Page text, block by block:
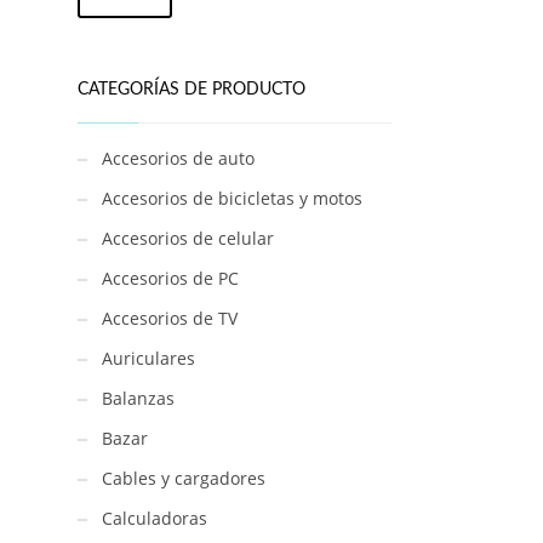
CATEGORÍAS DE PRODUCTO
Accesorios de auto
Accesorios de bicicletas y motos
Accesorios de celular
Accesorios de PC
Accesorios de TV
Auriculares
Balanzas
Bazar
Cables y cargadores
Calculadoras